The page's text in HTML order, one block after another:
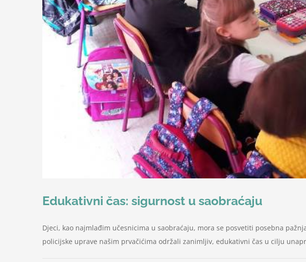
Edukativni čas: sigurnost u saobraćaju
Djeci, kao najmlađim učesnicima u saobraćaju, mora se posvetiti posebna
policijske uprave našim prvačićima održali zanimljiv, edukativni čas u cilju